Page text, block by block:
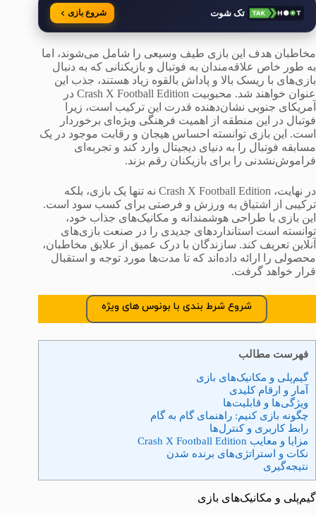
تک شوت شروع بازی
مخاطبان هدف این بازی طیف وسیعی را شامل می‌شوند، اما
به طور خاص علاقه‌مندان به فوتبال و بازیکنانی که به دنبال
بازی‌های با ریسک بالا و پاداش بالقوه زیاد هستند، جذب این
عنوان خواهند شد. محبوبیت Crash X Football Edition در
آمریکای جنوبی نشان‌دهنده قدرت این ترکیب است، زیرا
فوتبال در این منطقه از اهمیت فرهنگی ویژه‌ای برخوردار
است. این بازی توانسته احساس هیجان و رقابت موجود در یک
مسابقه فوتبال را به دنیای دیجیتال وارد کند و تجربه‌ای
فراموش‌نشدنی را برای بازیکنان رقم بزند.
در نهایت، Crash X Football Edition نه تنها یک بازی، بلکه
ترکیبی از اشتیاق به ورزش و فرصتی برای کسب سود است.
این بازی با طراحی هوشمندانه و مکانیک‌های جذاب خود،
توانسته است استانداردهای جدیدی را در صنعت بازی‌های
آنلاین تعریف کند. سازندگان با درک عمیق از علایق مخاطبان،
محصولی را ارائه داده‌اند که تا مدت‌ها مورد توجه و استقبال
قرار خواهد گرفت.
شروع شرط بندی با بونوس های ویژه
فهرست مطالب
گیم‌پلی و مکانیک‌های بازی
آمار و ارقام کلیدی
ویژگی‌ها و قابلیت‌ها
چگونه بازی کنیم: راهنمای گام به گام
رابط کاربری و کنترل‌ها
مزایا و معایب Crash X Football Edition
نکات و استراتژی‌های برنده شدن
نتیجه‌گیری
گیم‌پلی و مکانیک‌های بازی